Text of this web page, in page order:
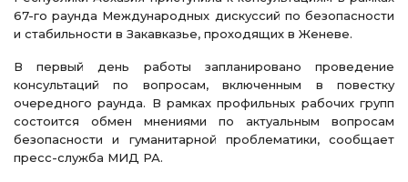
67-го раунда Международных дискуссий по безопасности
и стабильности в Закавказье, проходящих в Женеве.
В первый день работы запланировано проведение
консультаций по вопросам, включенным в повестку
очередного раунда. В рамках профильных рабочих групп
состоится обмен мнениями по актуальным вопросам
безопасности и гуманитарной проблематики, сообщает
пресс-служба МИД РА.